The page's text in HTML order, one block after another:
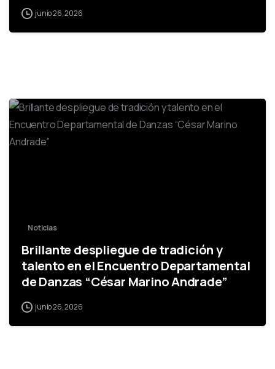
junio 26, 2026
Noticias
Brillante despliegue de tradición y
talento en el Encuentro Departamental
de Danzas “César Marino Andrade”
junio 26, 2026